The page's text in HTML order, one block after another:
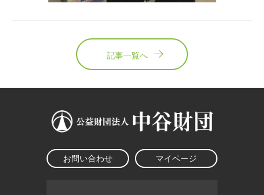
記事一覧へ
お問い合わせ マイページ